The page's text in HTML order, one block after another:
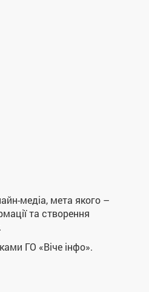
медіа, мета якого –
та створення
ГО «Віче інфо».